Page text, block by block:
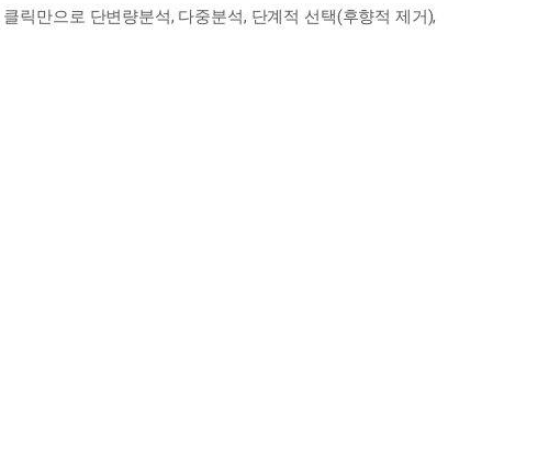
릭만으로 단변량분석, 다중분석, 단계적 선택(후향적 제거),